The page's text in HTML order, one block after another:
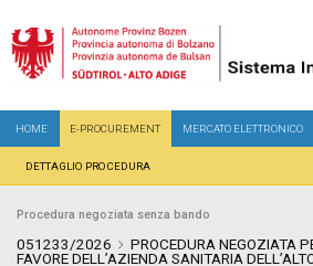
HOME E-PROCUREMENT MERCATO ELETTRONICO
DETTAGLIO PROCEDURA
Procedura negoziata senza bando
051233/2026
PROCEDURA NEGOZIATA
FAVORE DELL’AZIENDA SANITARIA